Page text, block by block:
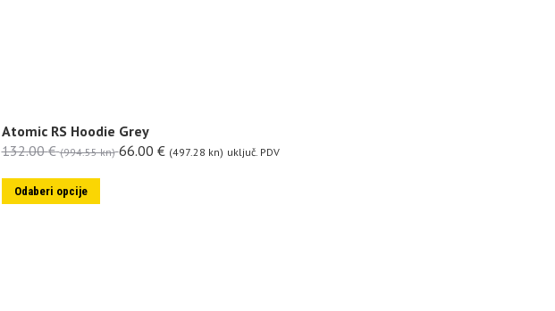
Atomic RS Hoodie Grey
132.00€ (994.55 kn) 66.00 € (497.28 kn) uključ. PDV
Odaberi opcije